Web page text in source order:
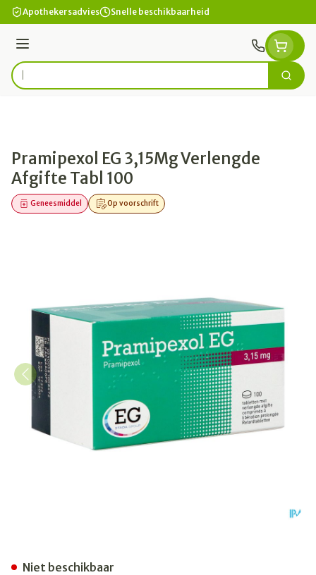
Ga naar de inhoud
Apothekersadvies Snelle beschikbaarheid
Menu
Product, merk, categorie... Zoek
Pramipexol EG 3,15Mg Verlengde
Afgifte Tabl 100
Op voorschrift
Geneesmiddel
Niet beschikbaar